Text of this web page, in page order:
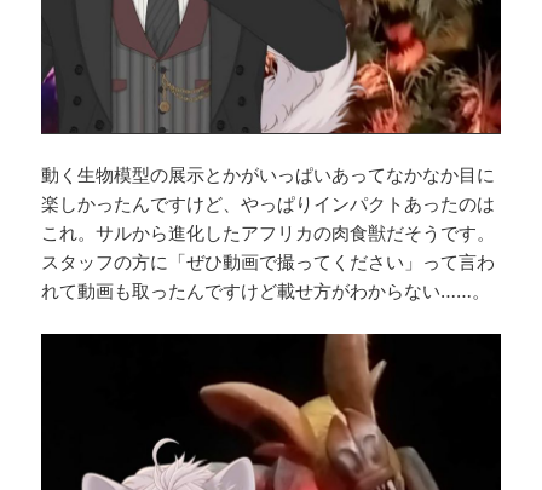
動く生物模型の展示とかがいっぱいあってなかなか目に
楽しかったんですけど、やっぱりインパクトあったのは
これ。サルから進化したアフリカの肉食獣だそうです。
スタッフの方に「ぜひ動画で撮ってください」って言わ
れて動画も取ったんですけど載せ方がわからない……。